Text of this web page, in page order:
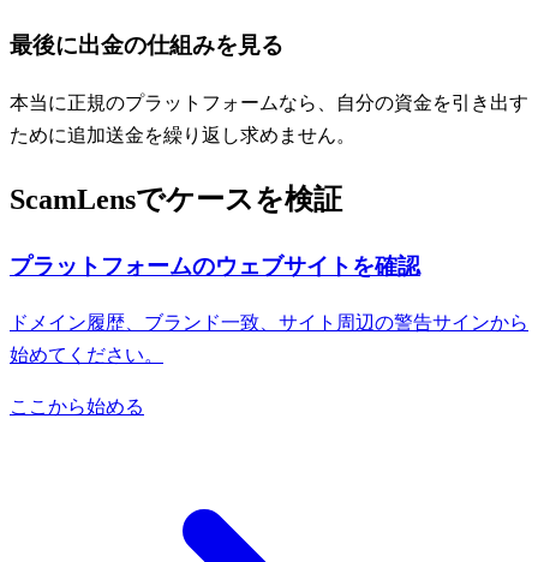
最後に出金の仕組みを見る
本当に正規のプラットフォームなら、自分の資金を引き出す
ために追加送金を繰り返し求めません。
ScamLensでケースを検証
プラットフォームのウェブサイトを確認
ドメイン履歴、ブランド一致、サイト周辺の警告サインから
始めてください。
ここから始める